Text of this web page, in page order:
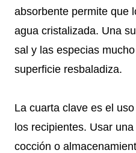
absorbente permite que
agua cristalizada. Una
sal y las especias
superficie resbaladiza.
La cuarta clave es el
los recipientes. Usar
cocción o